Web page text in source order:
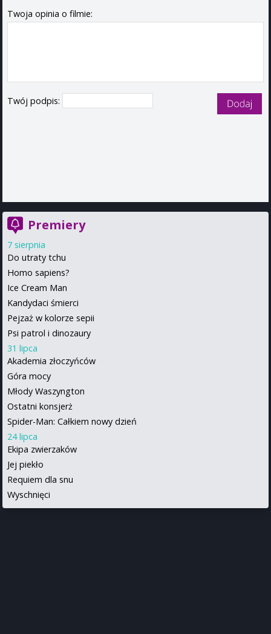
Twoja opinia o filmie:
Twój podpis:
Premiery
7 sierpnia
Do utraty tchu
Homo sapiens?
Ice Cream Man
Kandydaci śmierci
Pejzaż w kolorze sepii
Psi patrol i dinozaury
31 lipca
Akademia złoczyńców
Góra mocy
Młody Waszyngton
Ostatni konsjerż
Spider-Man: Całkiem nowy dzień
24 lipca
Ekipa zwierzaków
Jej piekło
Requiem dla snu
Wyschnięci